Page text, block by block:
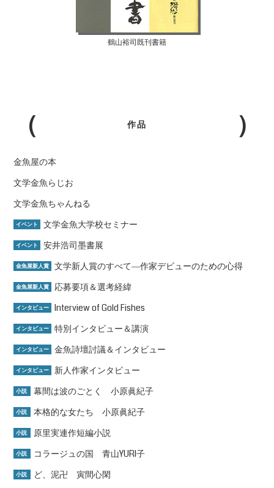
鶴山裕司既刊書籍
作品
金魚屋の本
文学金魚らじお
文学金魚ちゃんねる
イベント 文学金魚大学校セミナー
イベント 安井浩司墨書展
金魚屋新人賞 文学新人賞のすべて―作家デビューのための心得
金魚屋新人賞 応募要項＆選考経緯
インタビュー Interview of Gold Fishes
インタビュー 特別インタビュー＆講演
インタビュー 金魚詩壇討議＆インタビュー
インタビュー 新人作家インタビュー
小説 幕間は波のごとく 小原眞紀子
小説 本格的な女たち 小原眞紀子
小説 原里実連作短編小説
小説 コラージュの国 青山YURI子
小説 ど、泥卍 寅間心閑